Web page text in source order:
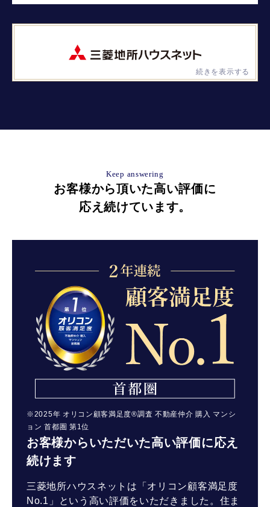
続きを表示する
Keep answering
お客様から頂いた高い評価に
応え続けています。
お客様からいただいた高い評価に応え
続けます
三菱地所ハウスネットは「オリコン顧客満足度
No.1」という高い評価をいただきました。住ま
※2025年 オリコン顧客満足度®調査 不動産仲介 購入 マンシ
ョン 首都圏 第1位